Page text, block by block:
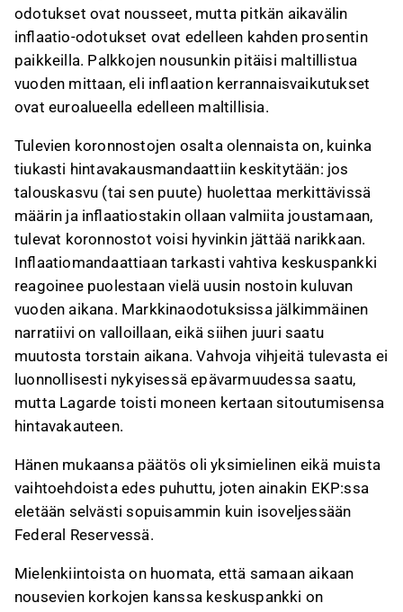
odotukset ovat nousseet, mutta pitkän aikavälin
inflaatio-odotukset ovat edelleen kahden prosentin
paikkeilla. Palkkojen nousunkin pitäisi maltillistua
vuoden mittaan, eli inflaation kerrannaisvaikutukset
ovat euroalueella edelleen maltillisia.
Tulevien koronnostojen osalta olennaista on, kuinka
tiukasti hintavakausmandaattiin keskitytään: jos
talouskasvu (tai sen puute) huolettaa merkittävissä
määrin ja inflaatiostakin ollaan valmiita joustamaan,
tulevat koronnostot voisi hyvinkin jättää narikkaan.
Inflaatiomandaattiaan tarkasti vahtiva keskuspankki
reagoinee puolestaan vielä uusin nostoin kuluvan
vuoden aikana. Markkinaodotuksissa jälkimmäinen
narratiivi on valloillaan, eikä siihen juuri saatu
muutosta torstain aikana. Vahvoja vihjeitä tulevasta ei
luonnollisesti nykyisessä epävarmuudessa saatu,
mutta Lagarde toisti moneen kertaan sitoutumisensa
hintavakauteen.
Hänen mukaansa päätös oli yksimielinen eikä muista
vaihtoehdoista edes puhuttu, joten ainakin EKP:ssa
eletään selvästi sopuisammin kuin isoveljessään
Federal Reservessä.
Mielenkiintoista on huomata, että samaan aikaan
nousevien korkojen kanssa keskuspankki on